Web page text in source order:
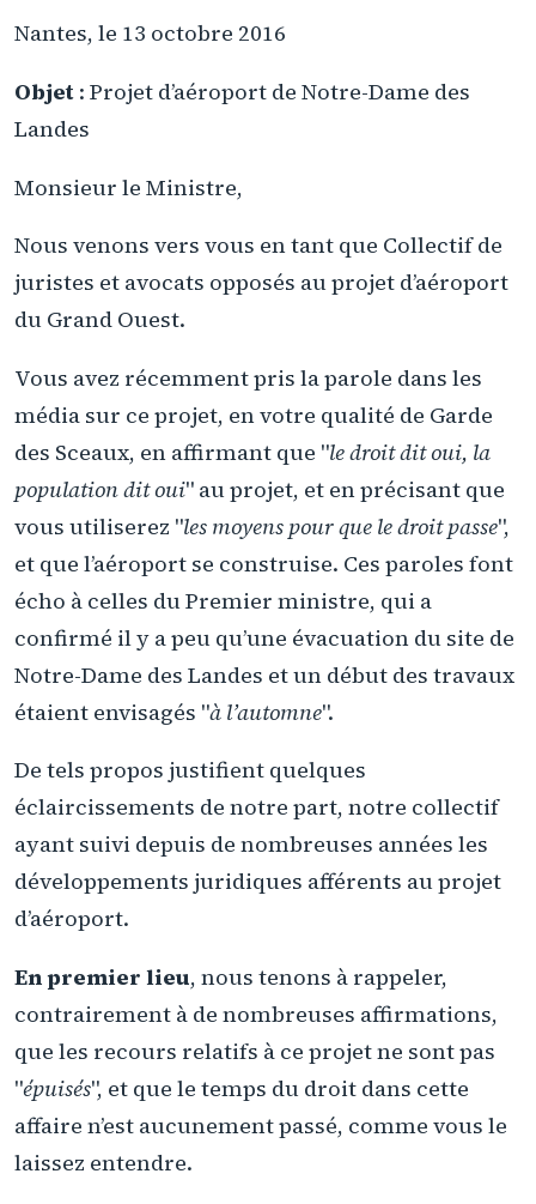
Nantes, le 13 octobre 2016
Objet : Projet d’aéroport de Notre-Dame des
Landes
Monsieur le Ministre,
Nous venons vers vous en tant que Collectif de
juristes et avocats opposés au projet d’aéroport
du Grand Ouest.
Vous avez récemment pris la parole dans les
média sur ce projet, en votre qualité de Garde
des Sceaux, en affirmant que "le droit dit oui, la
population dit oui" au projet, et en précisant que
vous utiliserez "les moyens pour que le droit passe",
et que l’aéroport se construise. Ces paroles font
écho à celles du Premier ministre, qui a
confirmé il y a peu qu’une évacuation du site de
Notre-Dame des Landes et un début des travaux
étaient envisagés "à l’automne".
De tels propos justifient quelques
éclaircissements de notre part, notre collectif
ayant suivi depuis de nombreuses années les
développements juridiques afférents au projet
d’aéroport.
En premier lieu, nous tenons à rappeler,
contrairement à de nombreuses affirmations,
que les recours relatifs à ce projet ne sont pas
"épuisés", et que le temps du droit dans cette
affaire n’est aucunement passé, comme vous le
laissez entendre.